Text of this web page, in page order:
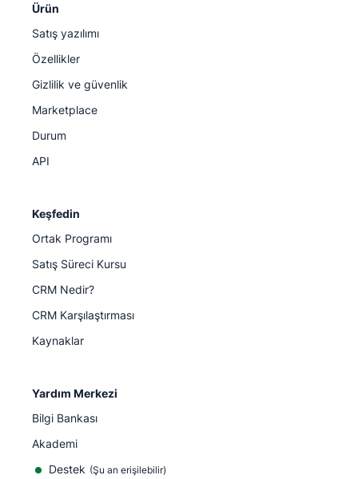
Ürün
Satış yazılımı
Özellikler
Gizlilik ve güvenlik
Marketplace
Durum
API
Keşfedin
Ortak Programı
Satış Süreci Kursu
CRM Nedir?
CRM Karşılaştırması
Kaynaklar
Yardım Merkezi
Bilgi Bankası
Akademi
Destek (Şu an erişilebilir)